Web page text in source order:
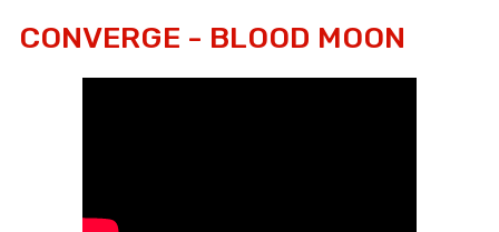
CONVERGE - BLOOD MOON